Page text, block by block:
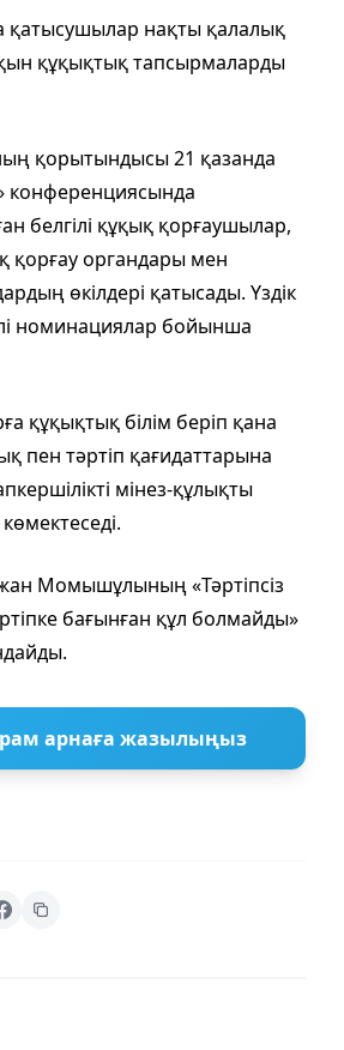
қатысушылар нақты қалалық
құқықтық тапсырмаларды
қорытындысы 21 қазанда
конференциясында
белгілі құқық қорғаушылар,
қорғау органдары мен
өкілдері қатысады. Үздік
номинациялар бойынша
құқықтық білім беріп қана
пен тәртіп қағидаттарына
мінез-құлықты
Момышұлының «Тәртіпсіз
бағынған құл болмайды»
арнаға жазылыңыз